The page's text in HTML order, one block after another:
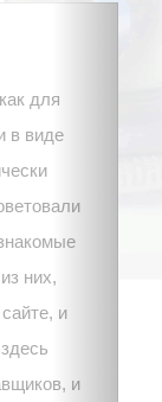
для
в виде
них,
и
и